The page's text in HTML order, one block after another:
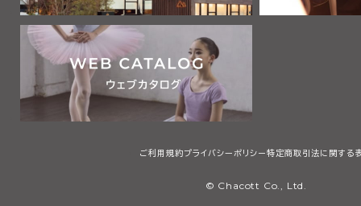
ご利用規約プライバシーポリシー 特定商取引法に関する
© Chacott Co., Ltd.